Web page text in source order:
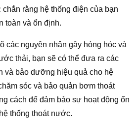
chắn rằng hệ thống điện của bạn
toàn và ổn định.
các nguyên nhân gây hỏng hóc và
thải, bạn sẽ có thể đưa ra các
và bảo dưỡng hiệu quả cho hệ
sóc và bảo quản bơm thoát
cách để đảm bảo sự hoạt động ổn
thống thoát nước.